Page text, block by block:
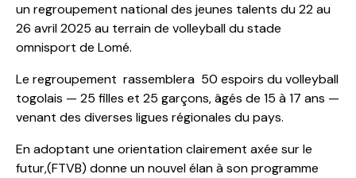
un regroupement national des jeunes talents du 22 au
26 avril 2025 au terrain de volleyball du stade
omnisport de Lomé.
Le regroupement rassemblera 50 espoirs du volleyball
togolais — 25 filles et 25 garçons, âgés de 15 à 17 ans —
venant des diverses ligues régionales du pays.
En adoptant une orientation clairement axée sur le
futur,(FTVB) donne un nouvel élan à son programme